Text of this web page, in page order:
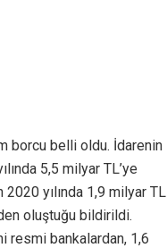
borcu belli oldu. İdarenin
5,5 milyar TL’ye
2020 yılında 1,9 milyar TL
oluştuğu bildirildi.
resmi bankalardan, 1,6